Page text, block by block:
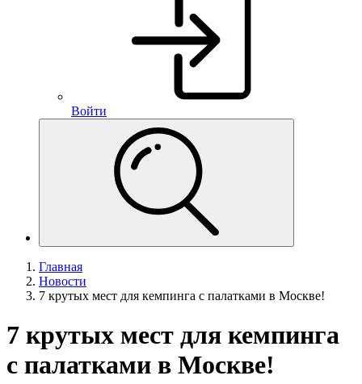
Войти
Главная
Новости
7 крутых мест для кемпинга с палатками в Москве!
7 крутых мест для кемпинга
с палатками в Москве!